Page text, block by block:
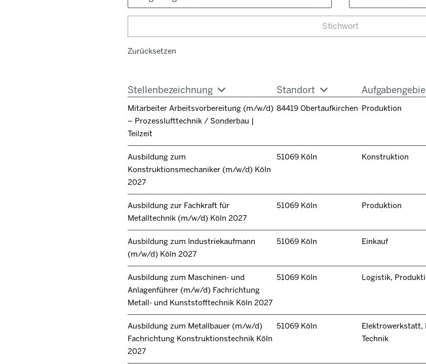
Zurücksetzen
Stellenbezeichnung Standort
Mitarbeiter Arbeitsvorbereitung (m/w/d)
– Prozesslufttechnik / Sonderbau |
Teilzeit
84419 Obertaufkirchen Produktion
Ausbildung zum
Konstruktionsmechaniker (m/w/d) Köln
2027
51069 Köln Konstruktion
Ausbildung zur Fachkraft für
Metalltechnik (m/w/d) Köln 2027
51069 Köln Produktion
Ausbildung zum Industriekaufmann
(m/w/d) Köln 2027
51069 Köln Einkauf
Ausbildung zum Maschinen- und
Anlagenführer (m/w/d) Fachrichtung
Metall- und Kunststofftechnik Köln 2027
51069 Köln Logistik,
Ausbildung zum Metallbauer (m/w/d)
Fachrichtung Konstruktionstechnik Köln
2027
51069 Köln
Elektrowerkstatt,
Technik